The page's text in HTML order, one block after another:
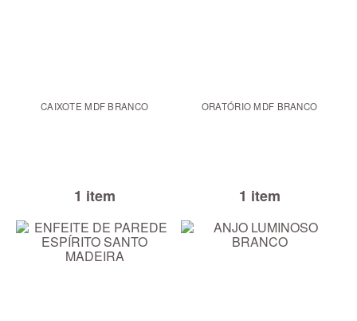
CAIXOTE MDF BRANCO
1 item
ORATÓRIO MDF BRANCO
1 item